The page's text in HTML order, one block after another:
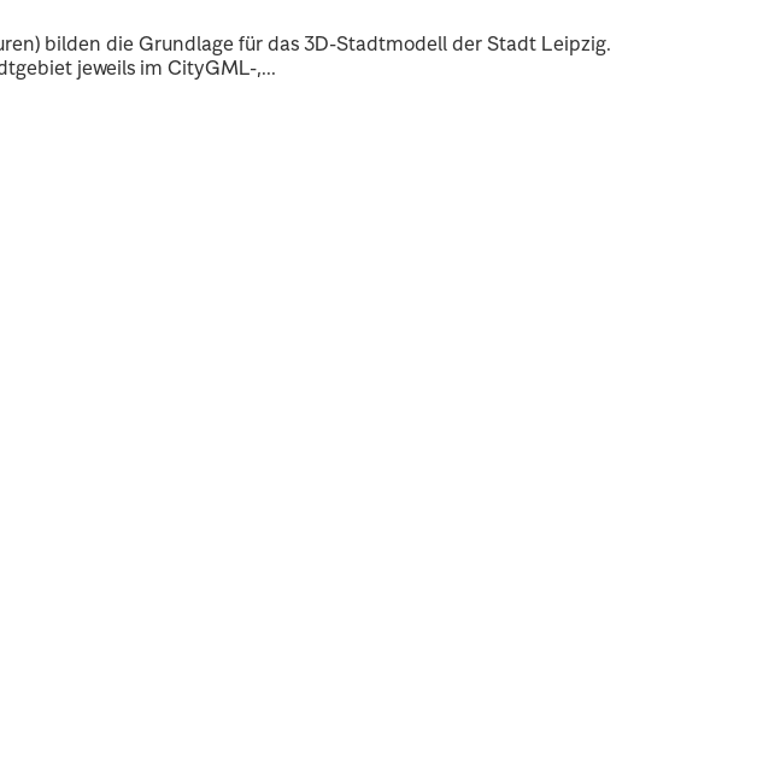
bilden die Grundlage für das 3D-Stadtmodell der Stadt Leipzig.
jeweils im CityGML-,...